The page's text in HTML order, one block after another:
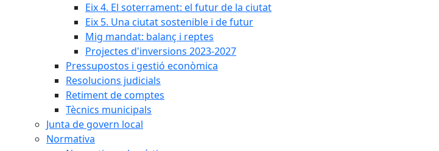
Eix 4. El soterrament: el futur de la ciutat
Eix 5. Una ciutat sostenible i de futur
Mig mandat: balanç i reptes
Projectes d'inversions 2023-2027
Pressupostos i gestió econòmica
Resolucions judicials
Retiment de comptes
Tècnics municipals
Junta de govern local
Normativa